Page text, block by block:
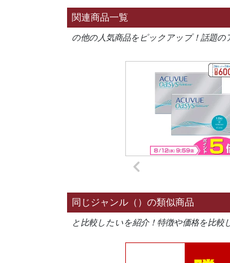
関連商品一覧
の他の人気商品をピックアップ！話題の
同じジャンル（）の類似商品
と比較したいを紹介！特徴や価格を比